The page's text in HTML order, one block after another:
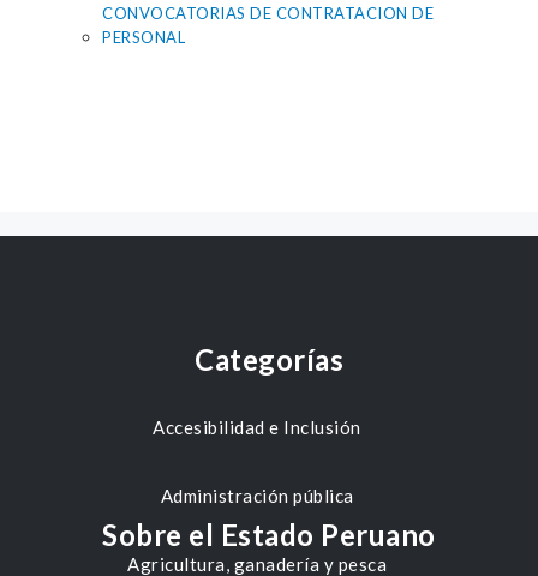
CONVOCATORIAS DE CONTRATACION DE
PERSONAL
Categorías
Accesibilidad e Inclusión
Administración pública
Agricultura, ganadería y pesca
Sobre el Estado Peruano